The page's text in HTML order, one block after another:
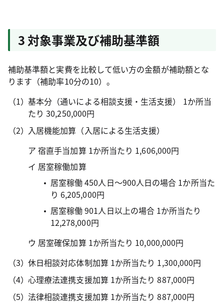
3 対象事業及び補助基準額
補助基準額と実費を比較して低い方の金額が補助額とな
ります（補助率10分の10）。
基本分（通いによる相談支援・生活支援） 1か所当
たり 30,250,000円
入居機能加算（入居による生活支援）
ア 宿直手当加算 1か所当たり 1,606,000円
イ 居室稼働加算
居室稼働 450人日～900人日の場合 1か所当た
り 6,205,000円
居室稼働 901人日以上の場合 1か所当たり
12,278,000円
ウ 居室確保加算 1か所当たり 10,000,000円
休日相談対応体制加算 1か所当たり 1,300,000円
心理療法連携支援加算 1か所当たり 887,000円
法律相談連携支援加算 1か所当たり 887,000円